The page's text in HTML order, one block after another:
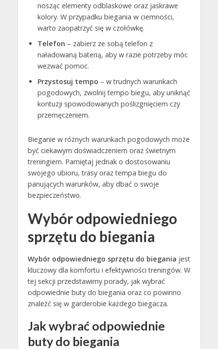
nosząc elementy odblaskowe oraz jaskrawe
kolory. W przypadku biegania w ciemności,
warto zaopatrzyć się w czołówkę.
Telefon – zabierz ze sobą telefon z
naładowaną baterią, aby w razie potrzeby móc
wezwać pomoc.
Przystosuj tempo – w trudnych warunkach
pogodowych, zwolnij tempo biegu, aby uniknąć
kontuzji spowodowanych poślizgnięciem czy
przemęczeniem.
Bieganie w różnych warunkach pogodowych może
być ciekawym doświadczeniem oraz świetnym
treningiem. Pamiętaj jednak o dostosowaniu
swojego ubioru, trasy oraz tempa biegu do
panujących warunków, aby dbać o swoje
bezpieczeństwo.
Wybór odpowiedniego
sprzętu do biegania
Wybór odpowiedniego sprzętu do biegania jest
kluczowy dla komfortu i efektywności treningów. W
tej sekcji przedstawimy porady, jak wybrać
odpowiednie buty do biegania oraz co powinno
znaleźć się w garderobie każdego biegacza.
Jak wybrać odpowiednie
buty do biegania